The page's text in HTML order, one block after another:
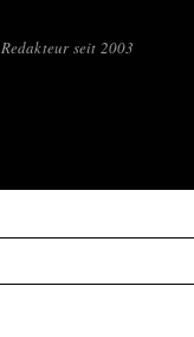
Redakteur seit 2003